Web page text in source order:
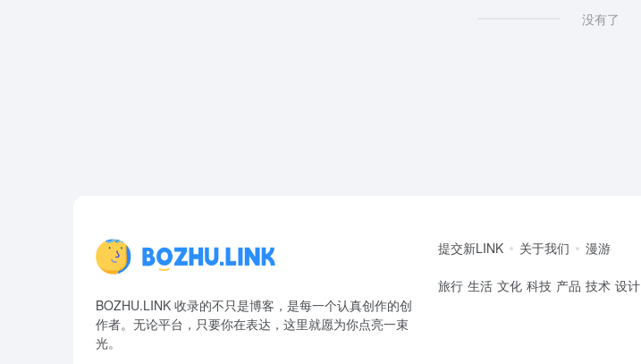
没有了
BOZHU.LINK 收录的不只是博客，是每一个认真创作的创
作者。无论平台，只要你在表达，这里就愿为你点亮一束
光。
提交新LINK 关于我们 漫游
旅行 生活 文化 科技 产品 技术 设计